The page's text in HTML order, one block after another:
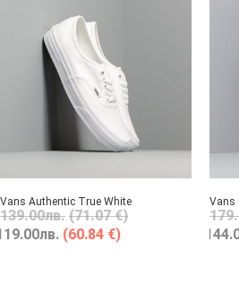
Vans Authentic True White
139.00лв. (71.07 €)
лв. (60.84 €)
Vans